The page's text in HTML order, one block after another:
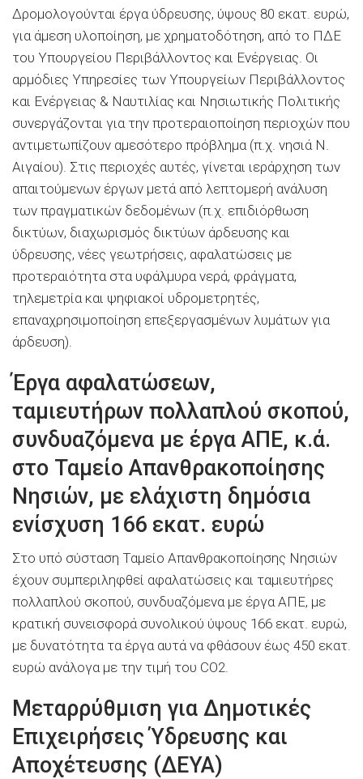
Δρομολογούνται έργα ύδρευσης, ύψους 80 εκατ. ευρώ,
για άμεση υλοποίηση, με χρηματοδότηση, από το ΠΔΕ
του Υπουργείου Περιβάλλοντος και Ενέργειας. Οι
αρμόδιες Υπηρεσίες των Υπουργείων Περιβάλλοντος
και Ενέργειας & Ναυτιλίας και Νησιωτικής Πολιτικής
συνεργάζονται για την προτεραιοποίηση περιοχών που
αντιμετωπίζουν αμεσότερο πρόβλημα (π.χ. νησιά Ν.
Αιγαίου). Στις περιοχές αυτές, γίνεται ιεράρχηση των
απαιτούμενων έργων μετά από λεπτομερή ανάλυση
των πραγματικών δεδομένων (π.χ. επιδιόρθωση
δικτύων, διαχωρισμός δικτύων άρδευσης και
ύδρευσης, νέες γεωτρήσεις, αφαλατώσεις με
προτεραιότητα στα υφάλμυρα νερά, φράγματα,
τηλεμετρία και ψηφιακοί υδρομετρητές,
επαναχρησιμοποίηση επεξεργασμένων λυμάτων για
άρδευση).
Έργα αφαλατώσεων,
ταμιευτήρων πολλαπλού σκοπού,
συνδυαζόμενα με έργα ΑΠΕ, κ.ά.
στο Ταμείο Απανθρακοποίησης
Νησιών, με ελάχιστη δημόσια
ενίσχυση 166 εκατ. ευρώ
Στο υπό σύσταση Ταμείο Απανθρακοποίησης Νησιών
έχουν συμπεριληφθεί αφαλατώσεις και ταμιευτήρες
πολλαπλού σκοπού, συνδυαζόμενα με έργα ΑΠΕ, με
κρατική συνεισφορά συνολικού ύψους 166 εκατ. ευρώ,
με δυνατότητα τα έργα αυτά να φθάσουν έως 450 εκατ.
ευρώ ανάλογα με την τιμή του CO2.
Μεταρρύθμιση για Δημοτικές
Επιχειρήσεις Ύδρευσης και
Αποχέτευσης (ΔΕΥΑ)